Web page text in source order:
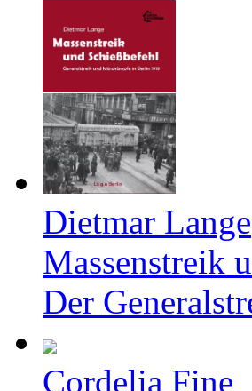
Dietmar Lange
Massenstreik
Der
Cordelia Fine